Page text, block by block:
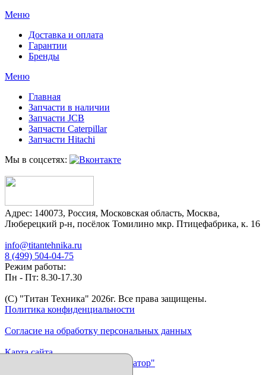
Меню
Доставка и оплата
Гарантии
Бренды
Меню
Главная
Запчасти в наличии
Запчасти JCB
Запчасти Caterpillar
Запчасти Hitachi
Мы в соцсетях:
Адрес: 140073, Россия, Московская область, Москва,
Люберецкий р-н, посёлок Томилино мкр. Птицефабрика, к. 16
info@titantehnika.ru
8 (499) 504-04-75
Режим работы:
Пн - Пт: 8.30-17.30
(C) "Титан Техника" 2026г. Все права защищены.
Политика конфиденциальности
Согласие на обработку персональных данных
Карта сайта
Продвижение сайта "Иллюминатор"